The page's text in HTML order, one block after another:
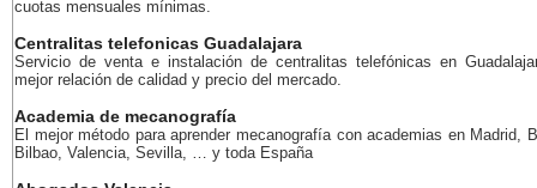
cuotas mensuales mínimas.
Centralitas telefonicas Guadalajara
Servicio de venta e instalación de centralitas telefónicas en
mejor relación de calidad y precio del mercado.
Academia de mecanografía
El mejor método para aprender mecanografía con academias en Madrid,
Bilbao, Valencia, Sevilla, … y toda España